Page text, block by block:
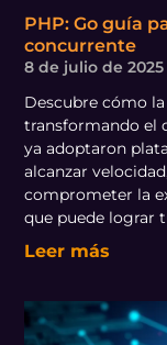
PHP: Go guía
concurrente
8 de julio de 2025
Descubre cómo
transformando el
ya adoptaron
alcanzar
comprometer la
que puede lograr
Leer más